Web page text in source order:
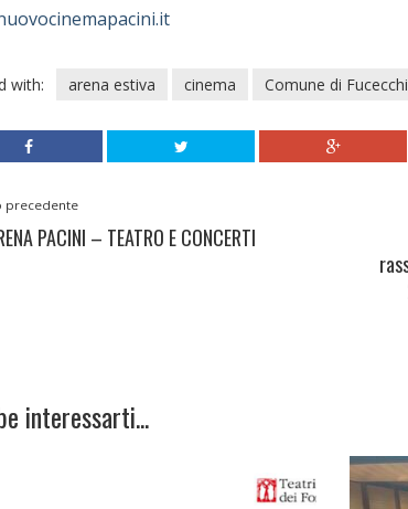
with: arena estiva cinema Comune di
precedente
PACINI – TEATRO E CONCERTI
interessarti...